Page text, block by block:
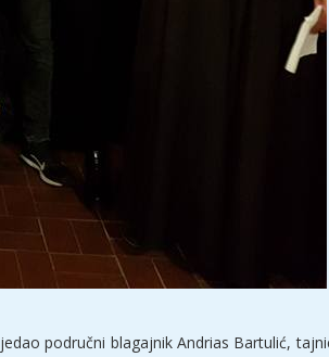
područni blagajnik Andrias Bartulić,